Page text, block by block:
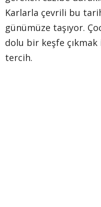
Karlarla çevrili bu
günümüze taşıyor.
dolu bir keşfe
tercih.